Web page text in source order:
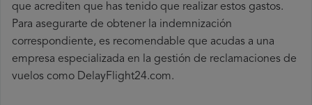
que acrediten que has tenido que realizar estos gastos.
Para asegurarte de obtener la indemnización
correspondiente, es recomendable que acudas a una
empresa especializada en la gestión de reclamaciones de
vuelos como DelayFlight24.com.